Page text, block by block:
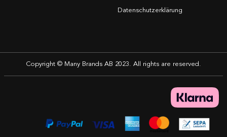
Datenschutzerklärung
Copyright © Many Brands AB 2023. All rights are reserved.